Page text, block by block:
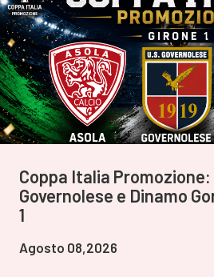
Coppa Italia Promozione:
Governolese e Dinamo
1
Agosto 08,2026